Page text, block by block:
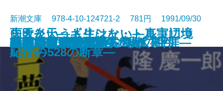
状況曲線〔下〕
凶夢など30
縛られた巨人―南方熊楠の生涯―
異人たちとの夏
ひざまずいて足をお舐め
仮釈放
ふたり
哀愁の町に霧が降るのだ〔上〕
哀愁の町に霧が降るのだ〔下〕
たそがれ清兵衛
新潮文庫 978-4-10-124721-2 781円 1991/09/30
一夢庵風流記
新編 宮沢賢治詩集
雨天炎天―ギリシャ・トルコ辺境
紀行―
特急「あさしお3号」殺人事件
レパントの海戦
失敗という人生はない―真実につ
いての528の断章―
風流江戸雀
黒幕
新橋烏森口青春篇
ロードス島攻防記